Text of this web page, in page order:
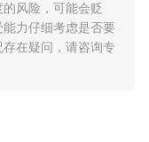
风险，可能会贬
力仔细考虑是否要
在疑问，请咨询专